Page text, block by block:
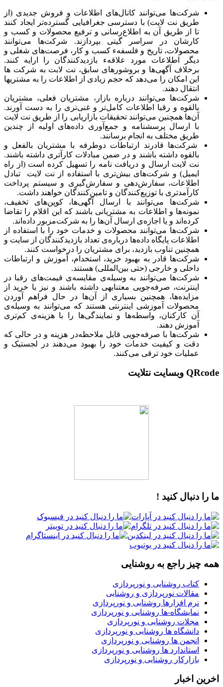
شرکت‌ها می‌توانند کانال‌های اطلاعات و فروش جدیدی (از
طریق نت لایت) با دسترسی جغرافیایی گسترده‌تر ایجاد کنند
تا از طریق آن به اطلاع‌رسانی و ترفیع محصولات و کسب و
کارشان در سراسر گیتی بپردازند. شرکت‌ها می‌توانند
محصولات، تاریخ و فلسفهء کسب و کار، فرصت‌های شغلی و
دیگر اطلاعات مورد علاقهء بازدیدکنندگان را ارایه کنند.
برخلاف آگهی‌ها و بروشورهای سابق، نت لابت به شرکت ها
این امکان را می‌دهد که حجم زیادی از اطلاعات را به مشتریها
انتقال دهند.
شرکت‌ها می‌توانند درباره بازار، مشتریان فعلی، مشتریان
بالقوه و رقبا اطلاعات کامل‌تر و غنی‌تری را به دست آورند.
آن‌ها همچنین می‌توانند تحقیقات بازاریابی را از طریق نت لایت
با ارسال پرسشنامه و جمع‌آوری داده‌های اولیه از چندین
طریق مختلف به انجام برسانند.
شرکت‌ها قادرند ارتباطات دو‌طرفه با مشتریان بالفعل و
بالقوه داشته باشند و در ضمن مبادلات کارآتری داشته باشند.
نت لایت ارسال و دریافت نامه را تسهیل کرده است (از راه
ایمیل) و شرکت‌های بیش‌تری با استفاده از نت لایت تبادل
اطلاعات، سفارش‌دهی و سفارش‌گیری و سیستم پرداخت
کارآمدتری با توزیع‌کنندگان و تامین‌کنندگان خواهند داشت.
شرکت‌ها می‌توانند با ارسال آگهی‌ها، کوپن‌های تخفیف،
نمونه‌ها و اطلاعات به مشتریانی باشند که این اقلام را تقاضا
کرده‌اند و یا اجازه‌ی ارسال آن‌ها را به شرکت‌مزبور داده‌اند.
شرکت‌ها می‌توانند محصولات و خدمات خود را با استفاده از
اطلاعات پایگاه داده‌ها درباره‌ی تعداد بازدیدکنندگان از سایت و
همچنین تناوب بازدید، برای مشتریان را درخواست کنند.
شرکت‌ها قادر به بهبود خرید، استخدام، آموزش و ارتباطات
داخلی و خارجی (حتی بین‌المللی) هستند.
شرکت‌ها می‌توانند به وسیله‌ی مقایسه‌ی قیمت‌های رقبا در
اینترنت، صرفه‌جویی معتنابهی داشته باشند و نیز با خرید از
مزایده‌ها، همچنین بسیاری از آن‌ها در حال فراهم آوردن
محصولات آموزشی اینترنتی هستند که می‌توانند به وسیله‌ی
آن کارکنان، ‌واسطه‌ها و نمایندگی‌ها را با هزینه‌ی کم‌تری
آموزش دهند.
شرکت‌ها با صرفه‌جویی قابل ملاحظه‌در هزینه و در حالی که
دقت و کیفیت خدمات خود را بهبود می‌دهند در لجستیک و
عملیات خود ترقی می‌کنند.
QRcode وبسایت نتلایت
ما را دنبال کنید !
همه چیز راجع به روشنایی
کتاب روشنایی و نورپردازی
مقالات نورپردازی و روشنایی
نرم افزارها روشنایی و نورپردازی
نمایشگاه-ها روشنایی و نورپردازی
مجلات روشنایی و نورپردازی
دانشگاه ها روشنایی و نورپردازی
انجمن ها روشنایی و نورپردازی
استاندارد ها روشنایی و نورپردازی
بازارکار روشنایی و نورپردازی
اخرین اخبار